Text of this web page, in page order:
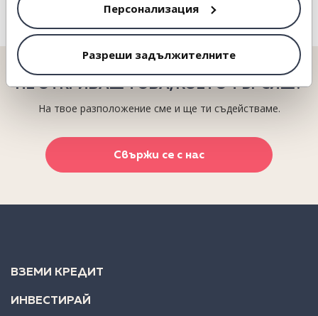
Персонализация
Разреши задължителните
НЕ ОТКРИВАШ ТОВА, КОЕТО ТЪРСИШ?
На твое разположение сме и ще ти съдействаме.
Свържи се с нас
ВЗЕМИ КРЕДИТ
ИНВЕСТИРАЙ